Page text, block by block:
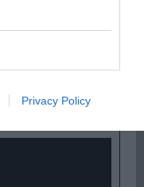
Privacy Policy